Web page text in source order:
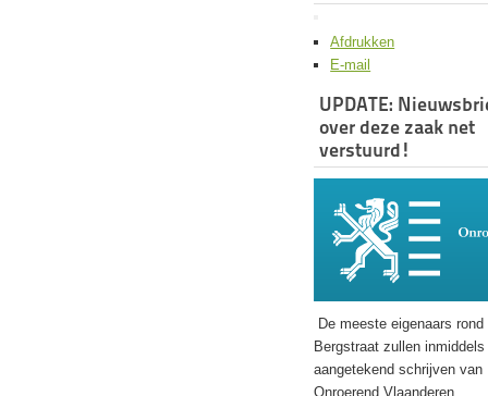
Afdrukken
E-mail
UPDATE:
over deze zaak net
verstuurd!
De meeste eigenaars rond
Bergstraat zullen
aangetekend schrijven van
Onroerend Vlaanderen